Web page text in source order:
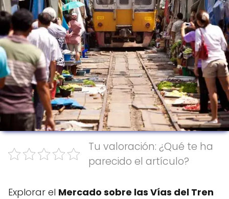
Tu valoración: ¿Qué te ha
parecido el artículo?
Explorar el Mercado sobre las Vías del Tren